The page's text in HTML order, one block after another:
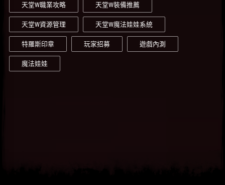
天堂W職業攻略 天堂W裝備推薦
天堂W資源管理 天堂W魔法娃娃系統
特羅斯印章 玩家招募 遊戲內測
魔法娃娃